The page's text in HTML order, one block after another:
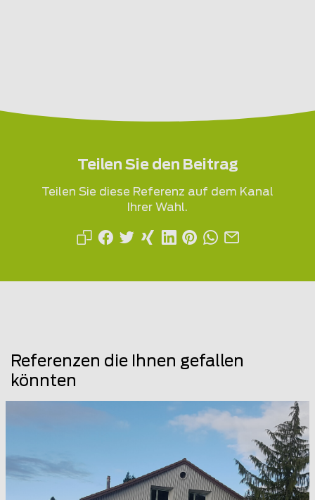
Teilen Sie den Beitrag
Teilen Sie diese Referenz auf dem Kanal
Ihrer Wahl.
Referenzen die Ihnen gefallen
könnten